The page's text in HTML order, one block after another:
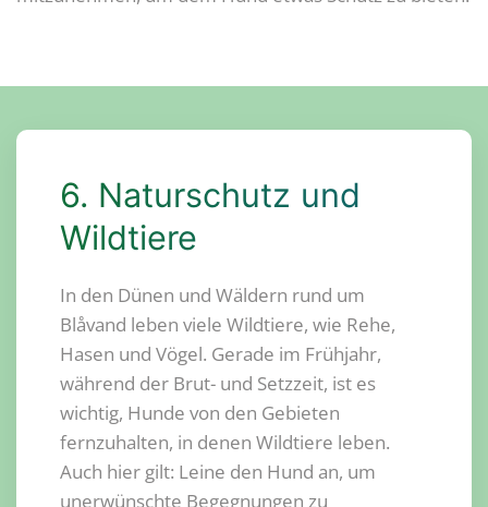
6. Naturschutz und
Wildtiere
In den Dünen und Wäldern rund um
Blåvand leben viele Wildtiere, wie Rehe,
Hasen und Vögel. Gerade im Frühjahr,
während der Brut- und Setzzeit, ist es
wichtig, Hunde von den Gebieten
fernzuhalten, in denen Wildtiere leben.
Auch hier gilt: Leine den Hund an, um
unerwünschte Begegnungen zu